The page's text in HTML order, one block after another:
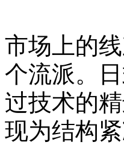
市场上的
个流派。
过技术的
现为结构